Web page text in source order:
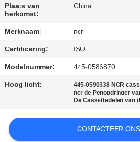
MET
ONS
NIEUWS
VRAAG
Plaats van
herkomst:
China
Merknaam: ncr
Certificering: ISO
Modelnummer: 445-0586870
Hoog licht: 445-0590338 NCR
ncr de Penopdringer
De Cassettedelen van
CONTACTEER